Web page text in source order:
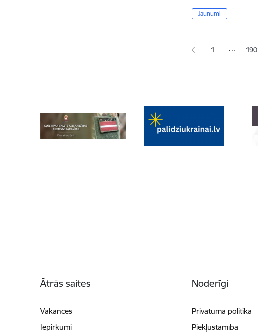
Jaunumi
1 … Lapa
190
Ātrās saites
Vakances
Iepirkumi
Noderīgi
Privātuma politika
Piekļūstamība